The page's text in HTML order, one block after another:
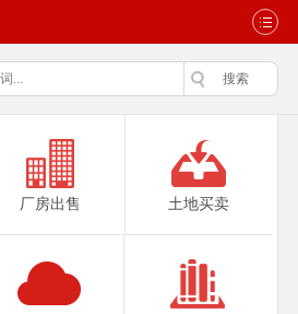
厂房出售 土地买卖